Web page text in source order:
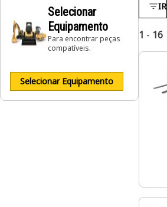
Selecionar
Equipamento
Para encontrar peças
compatíveis.
Selecionar Equipamento
IR
1 - 16